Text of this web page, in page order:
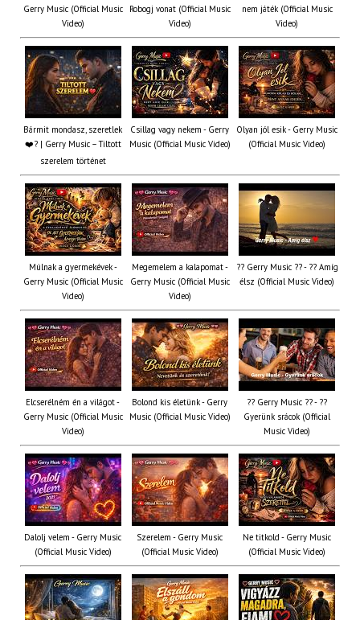
Gerry Music (Official Music
Video)
Robogj vonat (Official Music
Video)
nem játék (Official Music
Video)
Bármit mondasz, szeretlek
❤️‍? | Gerry Music – Tiltott
szerelem történet
Csillag vagy nekem - Gerry
Music (Official Music Video)
Olyan jól esik - Gerry Music
(Official Music Video)
Múlnak a gyermekévek -
Gerry Music (Official Music
Video)
Megemelem a kalapomat -
Gerry Music (Official Music
Video)
?? Gerry Music ?? - ?? Amíg
élsz (Official Music Video)
Elcserélném én a világot -
Gerry Music (Official Music
Video)
Bolond kis életünk - Gerry
Music (Official Music Video)
?? Gerry Music ?? - ??
Gyerünk srácok (Official
Music Video)
Dalolj velem - Gerry Music
(Official Music Video)
Szerelem - Gerry Music
(Official Music Video)
Ne titkold - Gerry Music
(Official Music Video)